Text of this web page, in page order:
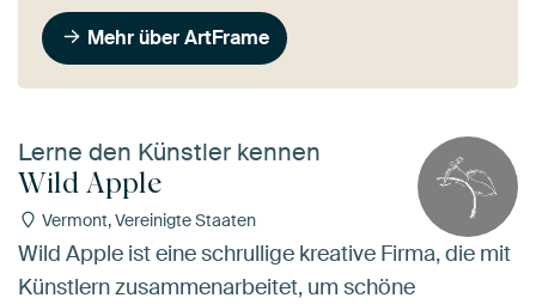
Mehr über ArtFrame
Lerne den Künstler kennen
Wild Apple
Vermont, Vereinigte Staaten
Wild Apple ist eine schrullige kreative Firma, die mit
Künstlern zusammenarbeitet, um schöne